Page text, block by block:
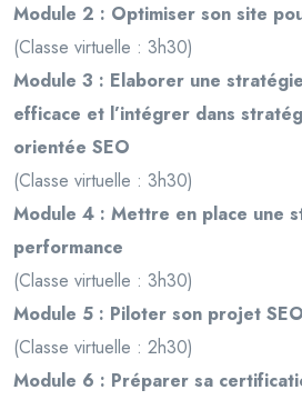
Module 2 : Optimiser son site
(Classe virtuelle : 3h30)
Module 3 : Elaborer une
efficace et l’intégrer dans
orientée SEO
(Classe virtuelle : 3h30)
Module 4 : Mettre en place une
performance
(Classe virtuelle : 3h30)
Module 5 : Piloter son projet SEO
(Classe virtuelle : 2h30)
Module 6 : Préparer sa